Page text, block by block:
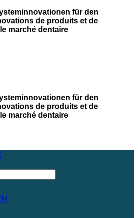
für den
de produits et de
marché dentaire
für den
de produits et de
marché dentaire